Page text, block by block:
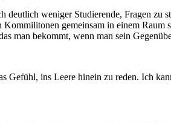
deutlich weniger Studierende, Fragen zu
gemeinsam in einem
man bekommt, wenn man sein
Gefühl, ins Leere hinein zu reden. Ich